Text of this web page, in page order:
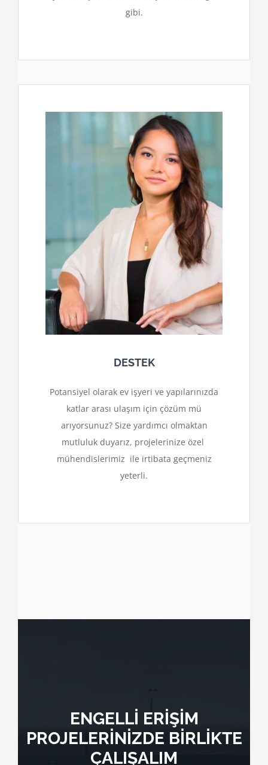
gibi.
DESTEK
Potansiyel olarak ev işyeri ve yapılarınızda
katlar arası ulaşım için çözüm mü
arıyorsunuz? Size yardımcı olmaktan
mutluluk duyarız, projelerinize özel
mühendislerimiz ile irtibata geçmeniz
yeterli.
ENGELLİ ERİŞİM
PROJELERİNİZDE BİRLİKTE
ÇALIŞALIM